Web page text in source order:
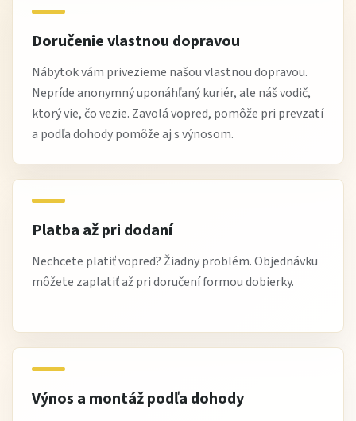
vyhnite sa agresívnej chémii a abrazívnym hubkám
pracovnú dosku chráňte pred dlhodobou vlhkosťou
Tip od Žltej Haly
Ak chcete kuchyňu opticky zväčšiť, zvoľte svetlý
dekor skriniek a presklenú hornú skrinku doplňte
jemným vnútorným osvetlením. Výber kontrastných
Výhody nákupu na Žltej Hale
výborný pomer ceny a úžitkovej hodnoty
odborné poradenstvo pri výbere kuchyne
Najčastejšie otázky
Doručenie vlastnou dopravou
Nábytok vám privezieme našou vlastnou dopravou.
Nepríde anonymný uponáhľaný kuriér, ale náš vodič,
ktorý vie, čo vezie. Zavolá vopred, pomôže pri prevzatí
a podľa dohody pomôže aj s výnosom.
Platba až pri dodaní
Nechcete platiť vopred? Žiadny problém. Objednávku
môžete zaplatiť až pri doručení formou dobierky.
Výnos a montáž podľa dohody